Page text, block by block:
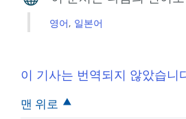
영어 일본어
이 기사는 번역되지 않았습니
맨 위로